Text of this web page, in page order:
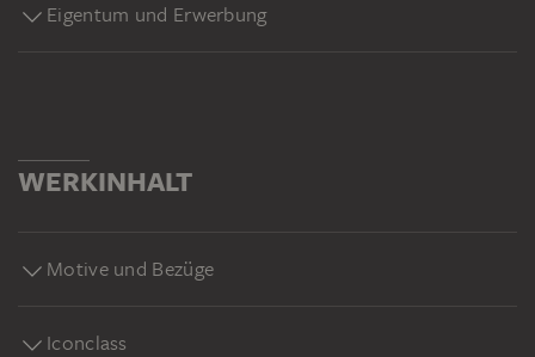
Eigentum und Erwerbung
WERKINHALT
Motive und Bezüge
Iconclass